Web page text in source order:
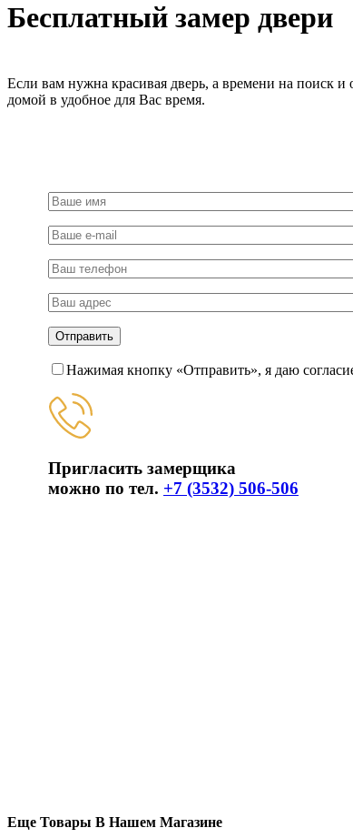
Бесплатный замер двери
Если вам нужна красивая дверь, а времени на поиск
домой в удобное для Вас время.
Нажимая кнопку «Отправить», я даю
Пригласить замерщика
можно по тел. +7 (3532) 506-506
Еще Товары В Нашем Магазине